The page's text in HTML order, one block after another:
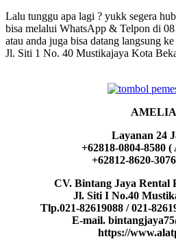
Lalu tunggu apa lagi ? yukk segera
bisa melalui WhatsApp & Telpon di
atau anda juga bisa datang langsung
Jl. Siti 1 No. 40 Mustikajaya Kota
AMELIA
Layanan 24
+62818-0804-8580
+62812-8620-
CV. Bintang Jaya Rental
Jl. Siti I No.40
Tlp.021-82619088 / 021-
E-mail.
https://